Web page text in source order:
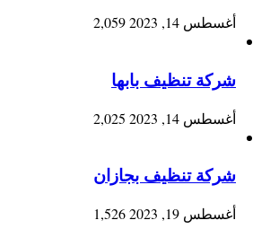
أغسطس 14, 2023 2,059
شركة تنظيف بابها
أغسطس 14, 2023 2,025
شركة تنظيف بجازان
أغسطس 19, 2023 1,526